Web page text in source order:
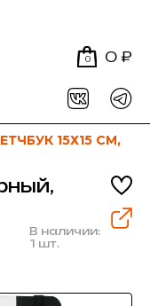
0 0 ₽
15Х15 СМ,
В наличии:
1 шт.